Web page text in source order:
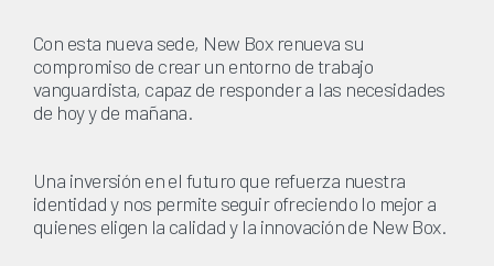
Con esta nueva sede, New Box renueva su
compromiso de crear un entorno de trabajo
vanguardista, capaz de responder a las necesidades
de hoy y de mañana.
Una inversión en el futuro que refuerza nuestra
identidad y nos permite seguir ofreciendo lo mejor a
quienes eligen la calidad y la innovación de New Box.